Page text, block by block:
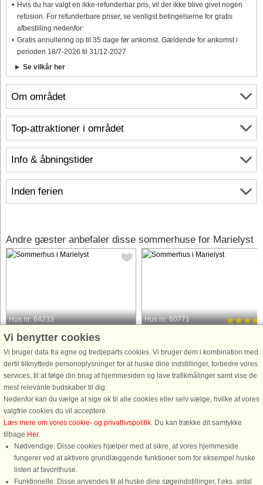
Om området
Info & åbningstider
Inden ferien
Hvis du har valgt en ikke-refunderbar pris, vil der ikke blive givet nogen
refusion. For refunderbare priser, se venligst betingelserne for gratis
afbestilling nedenfor:
Gratis annullering op til 35 dage før ankomst. Gældende for ankomst i
perioden 18/7-2026 til 31/12-2027
Se vilkår her
Top-attraktioner i området
Andre gæster anbefaler disse sommerhuse for Marielyst
Hus nr: 64233
Marielyst
8 personer, 104 m²
9 m til kyst.
Dette stilfulde træhus i Marielyst er
104 m² stort og byder på plads til både
afslapning og samvær. Der er fire
soveværelser med i alt otte senge,
fordelt mellem hovedhuset og en
rummelig tilbygning, hvilket ...
fra 6.011 DKK
Hus nr: 60771
12 personer, 210 m²
50 m til kyst.
Stort sommerhus beliggende på en
bedste badestrande i Marielyst, kun
swimmingpool, spabad, sauna og
motionscykel ...
Vi benytter cookies
Vi bruger data fra egne og tredjeparts cookies. Vi bruger dem i kombination med
dertil tilknyttede personoplysninger for at huske dine indstillinger, forbedre vores
services, til at følge din brug af hjemmesiden og lave trafikmålinger samt vise de
mest relevante budskaber til dig.
Nedenfor kan du vælge at sige ok til alle cookies eller selv vælge, hvilke af vores
valgfrie cookies du vil acceptere.
Læs mere om vores cookie- og privatlivspolitik. Du kan trække dit samtykke
tilbage Her.
Nødvendige: Disse cookies hjælper med at sikre, at vores hjemmeside
fungerer ved at aktivere grundlæggende funktioner som for eksempel huske
listen af favorithuse.
Funktionelle: Disse anvendes til at huske dine søgeindstillinger, f.eks. antal